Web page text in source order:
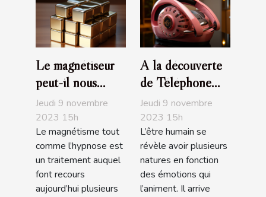
Le magnétiseur
peut-il nous
soigner de nos
maux ?
Jeudi 9 novembre
2023 15h
Le magnétisme tout
comme l’hypnose est
un traitement auquel
font recours
aujourd’hui plusieurs
A la découverte
de Téléphone
Rose
Jeudi 9 novembre
2023 15h
L’être humain se
révèle avoir plusieurs
natures en fonction
des émotions qui
l’animent. Il arrive